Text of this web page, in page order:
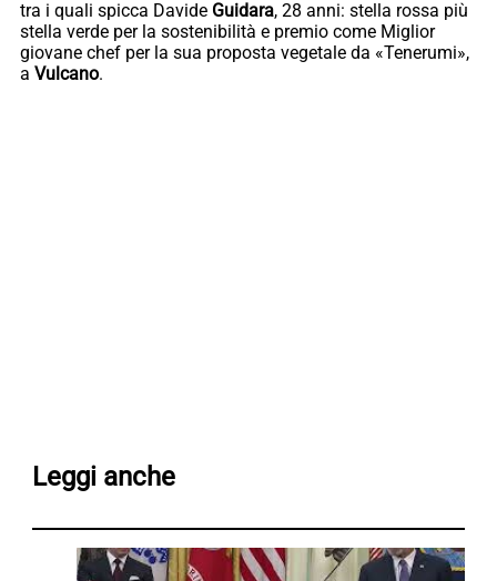
tra i quali spicca Davide Guidara, 28 anni: stella rossa più
stella verde per la sostenibilità e premio come Miglior
giovane chef per la sua proposta vegetale da «Tenerumi»,
a Vulcano.
Leggi anche